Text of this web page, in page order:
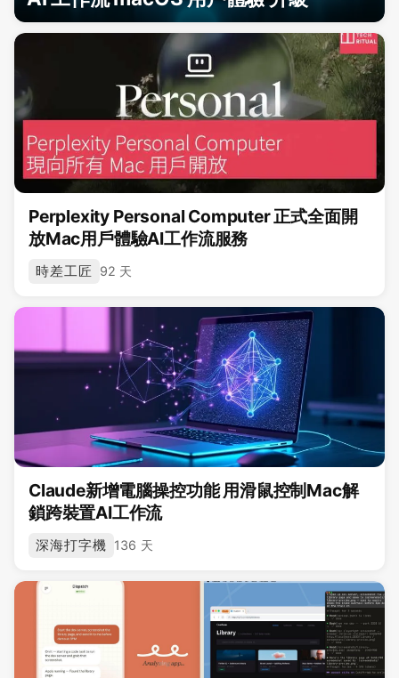
Perplexity Personal Computer 正式全面開
放Mac用戶體驗AI工作流服務
時差工匠 92 天
Claude新增電腦操控功能 用滑鼠控制Mac解
鎖跨裝置AI工作流
深海打字機 136 天